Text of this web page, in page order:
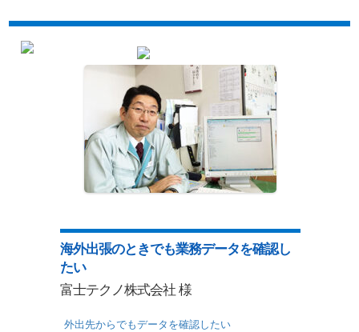
海外出張のときでも業務データを確認し
たい
富士テクノ株式会社 様
外出先からでもデータを確認したい